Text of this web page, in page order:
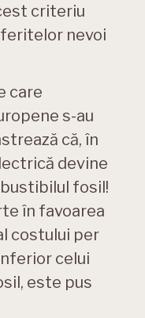
criteriu
nevoi
care
s-au
că, în
devine
fosil!
în favoarea
costului per
celui
este pus